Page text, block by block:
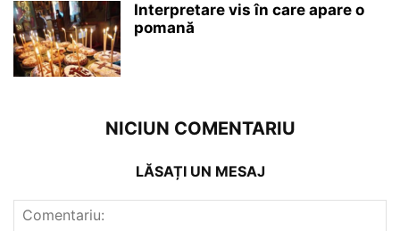
Interpretare vis în care apare o
pomană
NICIUN COMENTARIU
LĂSAȚI UN MESAJ